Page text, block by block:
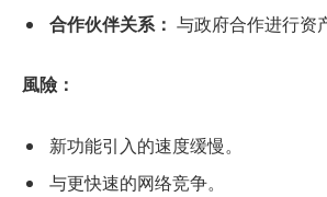
合作伙伴关系： 与政府合作进行资
風險：
新功能引入的速度缓慢。
与更快速的网络竞争。